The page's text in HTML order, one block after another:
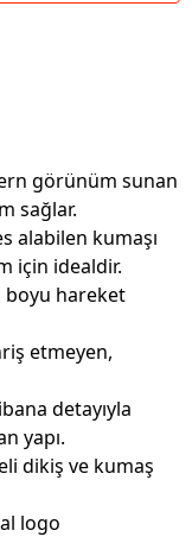
görünüm sunan
sağlar.
alabilen kumaşı
için idealdir.
boyu hareket
etmeyen,
detayıyla
yapı.
dikiş ve kumaş
logo